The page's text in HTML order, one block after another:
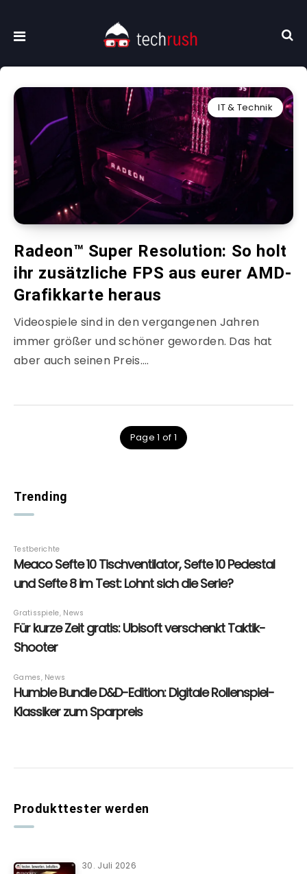
IT & Technik
Radeon™ Super Resolution: So holt
ihr zusätzliche FPS aus eurer AMD-
Grafikkarte heraus
Videospiele sind in den vergangenen Jahren
immer größer und schöner geworden. Das hat
aber auch seinen Preis….
Page 1 of 1
Trending
Produkttester werden
30. Juli 2026